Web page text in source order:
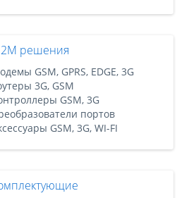
решения
GSM, GPRS, EDGE, 3G
3G, GSM
GSM, 3G
портов
GSM, 3G, WI-FI